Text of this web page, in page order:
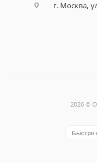
г. Москва,
2026 ©
Быстро